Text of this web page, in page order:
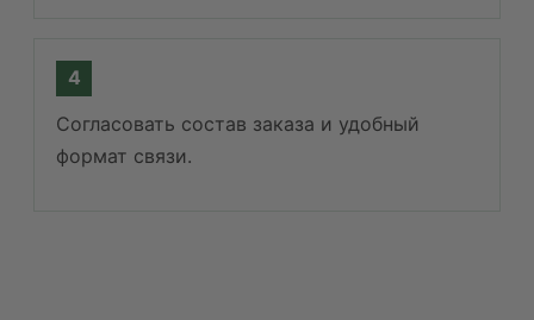
Согласовать состав заказа и удобный
формат связи.